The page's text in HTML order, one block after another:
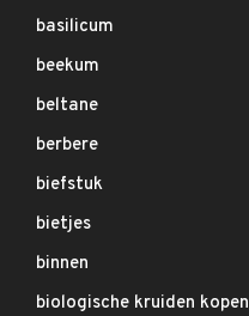
basilicum
beekum
beltane
berbere
biefstuk
bietjes
binnen
biologische kruiden kopen